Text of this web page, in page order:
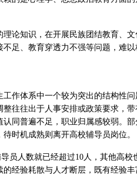
论知识，在开展民族团结教育、
足、教育穿透力不强等问题，难
作体系中一个较为突出的结构性
往往出于人事安排或政策要求，
同普遍不足，职业归属感较弱。
时机成熟则离开高校辅导员岗位。
员人数就已经超过10人，其他高
经验耗散与人才断层，既有经验